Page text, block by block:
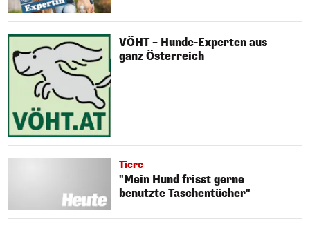
VÖHT – Hunde-Experten aus
ganz Österreich
Tiere
"Mein Hund frisst gerne
benutzte Taschentücher"